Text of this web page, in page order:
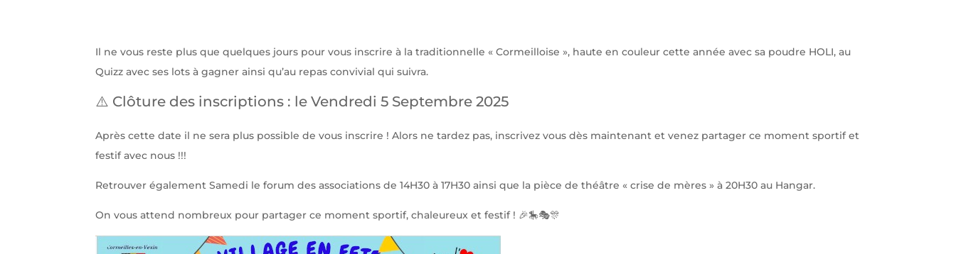
Il ne vous reste plus que quelques jours pour vous inscrire à la traditionnelle « Cormeilloise », haute en couleur cette année avec sa poudre HOLI, au
Quizz avec ses lots à gagner ainsi qu’au repas convivial qui suivra.
⚠️ Clôture des inscriptions : le Vendredi 5 Septembre 2025
Après cette date il ne sera plus possible de vous inscrire ! Alors ne tardez pas, inscrivez vous dès maintenant et venez partager ce moment sportif et
festif avec nous !!!
Retrouver également Samedi le forum des associations de 14H30 à 17H30 ainsi que la pièce de théâtre « crise de mères » à 20H30 au Hangar.
On vous attend nombreux pour partager ce moment sportif, chaleureux et festif ! 🎉🎠🎭🎊